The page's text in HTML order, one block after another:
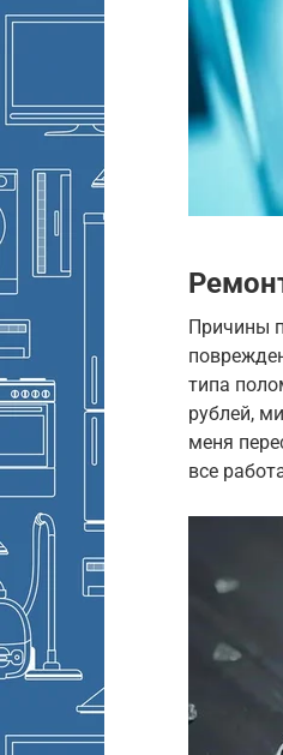
Причины
типа
рублей,
меня
все